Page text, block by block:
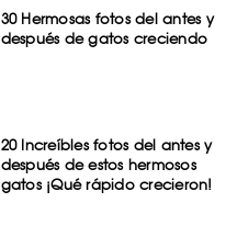
30 Hermosas fotos del antes y
después de gatos creciendo
20 Increíbles fotos del antes y
después de estos hermosos
gatos ¡Qué rápido crecieron!